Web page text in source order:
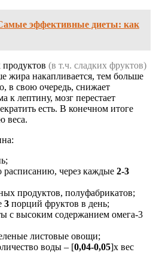
эффективные диеты: как
(в т.ч. сладких фруктов)
жира накапливается, тем больше
в свою очередь, снижает
к лептину, мозг перестает
есть. В конечном итоге
веса.
через каждые 2-3
продуктов, полуфабрикатов;
3 порций фруктов в день;
с высоким содержанием омега-3
листовые овощи;
воды – [0,04-0,05]х вес